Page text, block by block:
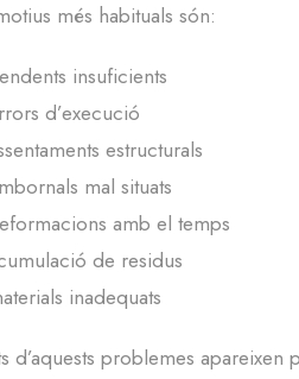
més habituals són:
insuficients
d’execució
estructurals
mal situats
amb el temps
de residus
inadequats
d’aquests problemes